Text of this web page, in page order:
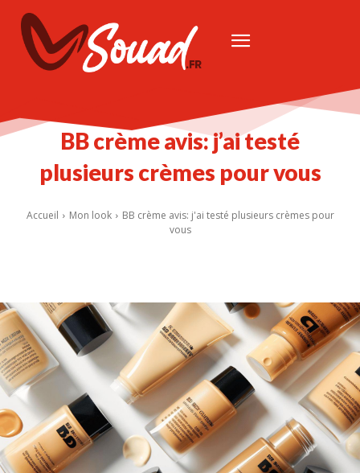
BB crème avis: j’ai testé
plusieurs crèmes pour vous
Accueil Mon look
BB crème avis: j'ai testé plusieurs crèmes pour
vous